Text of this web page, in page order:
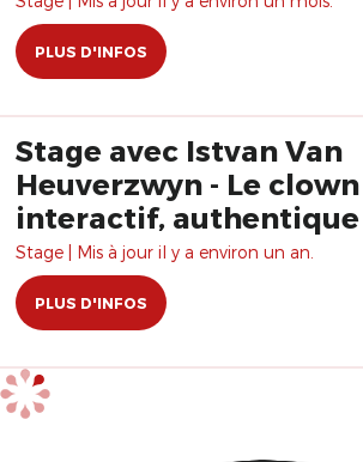
PLUS D'INFOS
Stage avec Istvan Van
Heuverzwyn - Le clown
interactif,
vulnérable
Stage | Mis à jour il y a environ un an.
PLUS D'INFOS